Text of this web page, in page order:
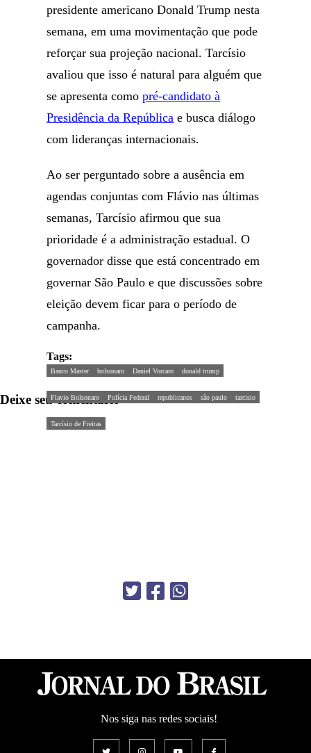
presidente americano Donald Trump nesta
semana, em uma movimentação que pode
reforçar sua projeção nacional. Tarcísio
avaliou que isso é natural para alguém que
se apresenta comopré-candidato à
Presidência da República e busca diálogo
com lideranças internacionais.
Ao ser perguntado sobre a ausência em
agendas conjuntas com Flávio nas últimas
semanas, Tarcísio afirmou que sua
prioridade é a administração estadual. O
governador disse que está concentrado em
governar São Paulo e que discussões sobre
eleição devem ficar para o período de
campanha.
Tags:
Banco Master bolsonaro Daniel Vorcaro donald trump
Flavio Bolsonaro Polícia Federal republicanos são paulo tarcisio
Tarcísio de Freitas
Deixe seu comentário
Nos siga nas redes sociais!